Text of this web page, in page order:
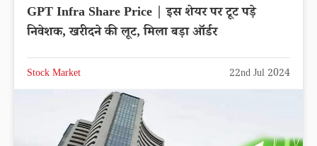
GPT Infra Share Price | इस शेयर पर टूट पड़े
निवेशक, खरीदने की लूट, मिला बड़ा ऑर्डर
Stock Market 22nd Jul 2024